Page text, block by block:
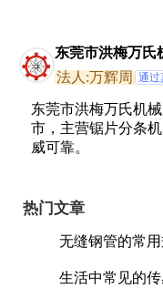
东莞市洪梅万氏
法人:万辉周
通过
东莞市洪梅万氏机
市，主营锯片分条
威可靠。
热门文章
无缝钢管的常
生活中常见的